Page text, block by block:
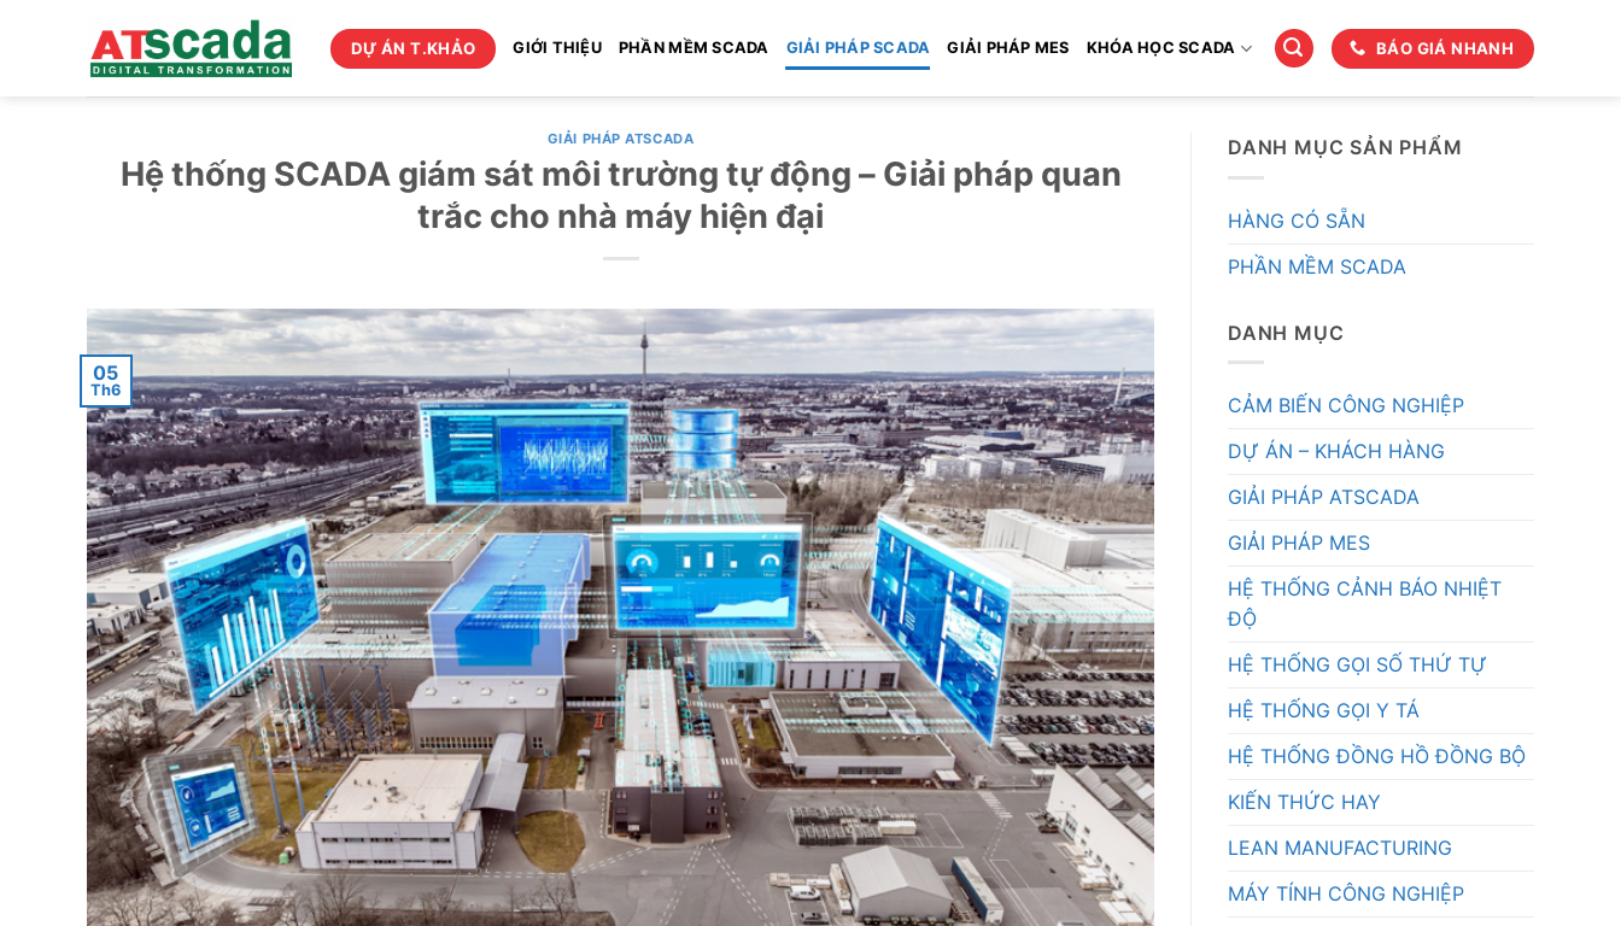
DỰ ÁN T.KHẢO GIỚI THIỆU PHẦN MỀM SCADA GIẢI PHÁP SCADA GIẢI PHÁP MES KHÓA HỌC SCADA BÁO GIÁ NHANH
GIẢI PHÁP ATSCADA
Hệ thống SCADA giám sát môi trường tự động – Giải pháp quan
trắc cho nhà máy hiện đại
05
Th6
DANH MỤC SẢN PHẨM
HÀNG CÓ SẴN
PHẦN MỀM SCADA
DANH MỤC
CẢM BIẾN CÔNG NGHIỆP
DỰ ÁN – KHÁCH HÀNG
GIẢI PHÁP ATSCADA
GIẢI PHÁP MES
HỆ THỐNG CẢNH BÁO NHIỆT
ĐỘ
HỆ THỐNG GỌI SỐ THỨ TỰ
HỆ THỐNG GỌI Y TÁ
HỆ THỐNG ĐỒNG HỒ ĐỒNG BỘ
KIẾN THỨC HAY
LEAN MANUFACTURING
MÁY TÍNH CÔNG NGHIỆP